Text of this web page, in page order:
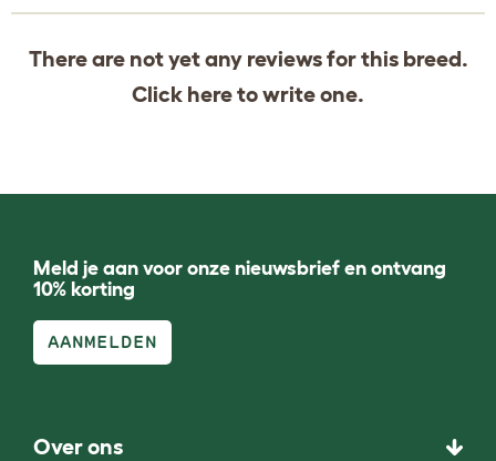
There are not yet any reviews for this breed.
Click hereto write one.
Meld je aan voor onze nieuwsbrief en ontvang
10% korting
AANMELDEN
Over ons